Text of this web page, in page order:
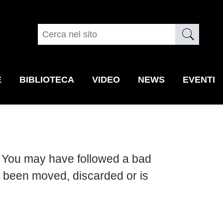
BIBLIOTECA VIDEO NEWS EVENTI
You may have followed a bad
moved, discarded or is